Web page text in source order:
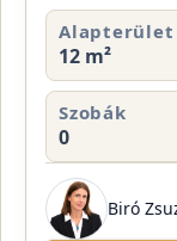
Alapterület
12 m²
Szobák
0
Biró